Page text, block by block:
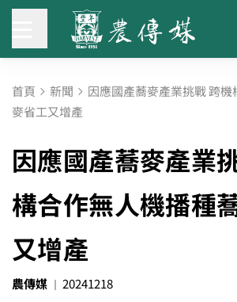
首頁 新聞 因應國產蕎麥產業挑戰 跨
麥省工又增產
因應國產蕎麥產業
構合作無人機播種
又增產
農傳媒 20241218